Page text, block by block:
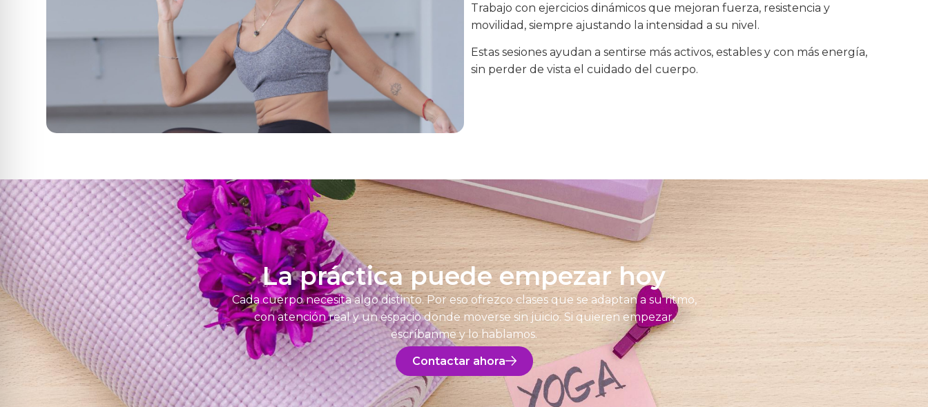
Trabajo con ejercicios dinámicos que mejoran fuerza, resistencia y
movilidad, siempre ajustando la intensidad a su nivel.
Estas sesiones ayudan a sentirse más activos, estables y con más energía,
sin perder de vista el cuidado del cuerpo.
La práctica puede empezar hoy
Cada cuerpo necesita algo distinto. Por eso ofrezco clases que se adaptan a su ritmo,
con atención real y un espacio donde moverse sin juicio. Si quieren empezar,
escríbanme y lo hablamos.
Contactar ahora